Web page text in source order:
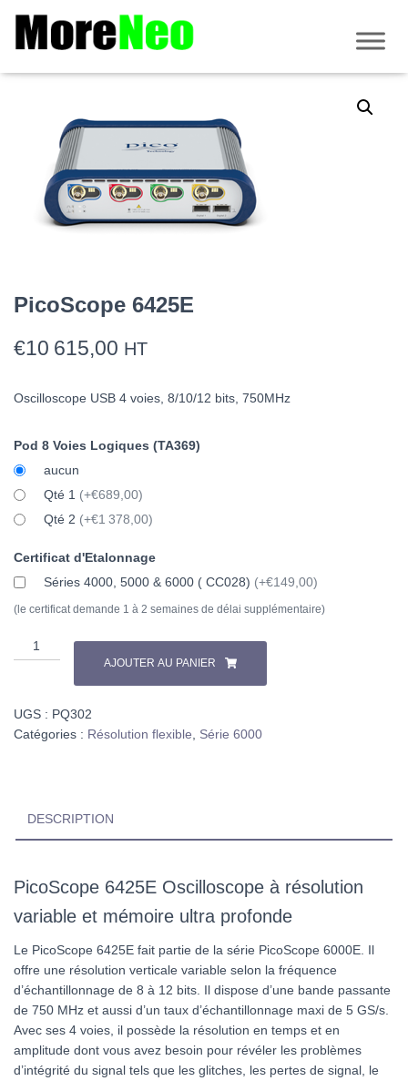
Accueil / PicoScope/ Série 6000 /Résolution flexible / PicoScope 6425E
PicoScope 6425E
€10 615,00 HT
Oscilloscope USB 4 voies, 8/10/12 bits, 750MHz
Pod 8 Voies Logiques (TA369)
aucun
Qté 1 (+€689,00)
Qté 2 (+€1 378,00)
Certificat d'Etalonnage
Séries 4000, 5000 & 6000 ( CC028) (+€149,00)
(le certificat demande 1 à 2 semaines de délai supplémentaire)
quantité
de
PicoScope
AJOUTER AU PANIER
UGS : PQ302
Catégories : Résolution flexible Série 6000
DESCRIPTION
PicoScope 6425E Oscilloscope à résolution
variable et mémoire ultra profonde
Le PicoScope 6425E fait partie de la série PicoScope 6000E. Il
offre une résolution verticale variable selon la fréquence
d’échantillonnage de 8 à 12 bits. Il dispose d’une bande passante
de 750 MHz et aussi d’un taux d’échantillonnage maxi de 5 GS/s.
Avec ses 4 voies, il possède la résolution en temps et en
amplitude dont vous avez besoin pour révéler les problèmes
d’intégrité du signal tels que les glitches, les pertes de signal, le